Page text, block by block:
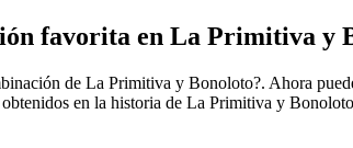
favorita en La Primitiva y
de La Primitiva y Bonoloto?. Ahora
en la historia de La Primitiva y